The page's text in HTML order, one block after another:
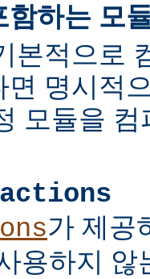
함하는 모
본적으로
면 명시적
모듈을
가 제공
용하지 않